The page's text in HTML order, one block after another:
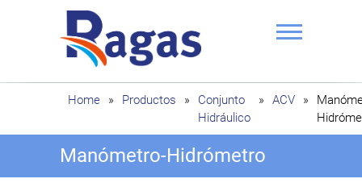
Ragas
Home » Productos »
Conjunto
Hidráulico
» ACV »
Manómetro-Hidrómetro